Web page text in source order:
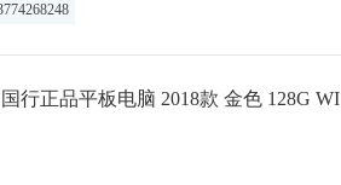
行正品平板电脑 2018款 金色 128G WI